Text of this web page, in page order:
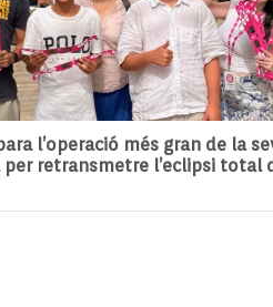
l’operació més gran de la
per retransmetre l’eclipsi total